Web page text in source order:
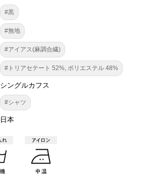
#黒
#無地
#アイアス(麻調合繊)
#トリアセテート 52%, ポリエステル 48%
シングルカフス
#シャツ
日本